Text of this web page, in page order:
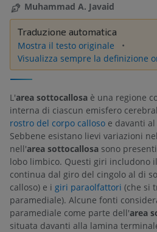
Muhammad A. Javaid
Traduzione automatica
Mostra il testo originale
Visualizza sempre la definizione
L'area sottocallosa è una regione
interna di ciascun emisfero
rostro del corpo calloso e davanti al
Sebbene esistano lievi variazioni
nell'area sottocallosa sono
lobo limbico. Questi giri includono
continua dal giro del cingolo al di
calloso) e i giri paraolfattori (che si
paramediale). Alcune fonti
paramediale come parte dell'area
situata davanti alla lamina